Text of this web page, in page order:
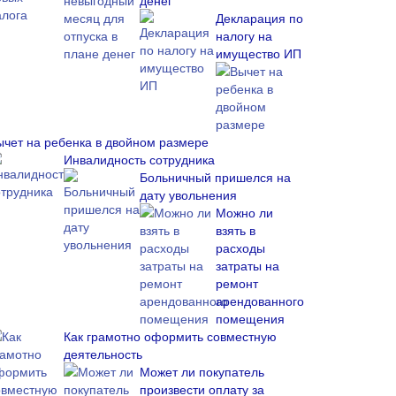
Декларация по
налогу на
имущество ИП
на ребенка в двойном размере
Инвалидность сотрудника
Больничный пришелся на
дату увольнения
Можно ли
взять в
расходы
затраты на
ремонт
арендованного
помещения
Как грамотно оформить совместную
деятельность
Может ли покупатель
произвести оплату за